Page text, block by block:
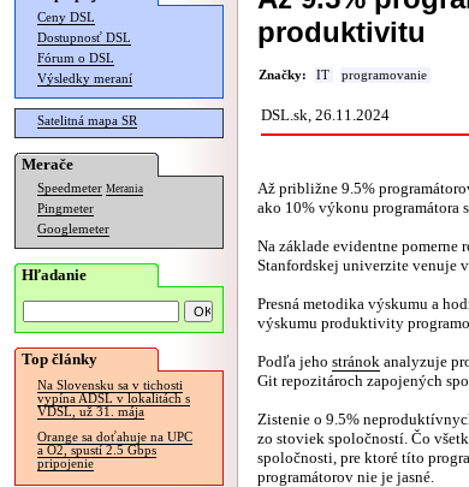
Ceny DSL
Dostupnosť DSL
Fórum o DSL
Výsledky meraní
Satelitná mapa SR
Merače
Speedmeter Merania
Pingmeter
Googlemeter
Hľadanie
Top články
Na Slovensku sa v tichosti
vypína ADSL v lokalitách s
VDSL, už 31. mája
Orange sa doťahuje na UPC
a O2, spustí 2.5 Gbps
pripojenie
produktivitu
Značky: IT programovanie
DSL.sk, 26.11.2024
Až približne 9.5%
ako 10% výkonu programátora
Na základe evidentne pomerne
Stanfordskej univerzite venuje
Presná metodika výskumu a
výskumu produktivity
Podľa jeho stránok analyzuje
Git repozitároch zapojených
Zistenie o 9.5%
zo stoviek spoločností. Čo
spoločnosti, pre ktoré títo
programátorov nie je jasné.